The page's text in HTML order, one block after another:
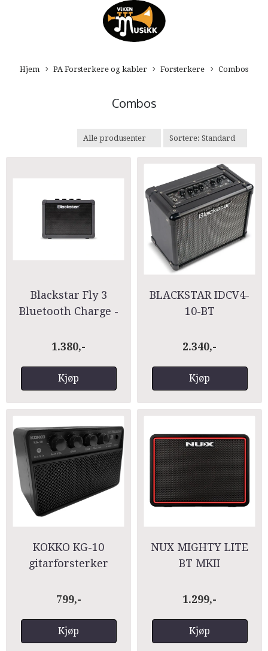
Hjem PA Forsterkere og kabler Forsterkere Combos
Combos
Blackstar Fly 3
Bluetooth Charge -
1.380,-
Kjøp
BLACKSTAR IDCV4-
10-BT
Combo
2.340,-
Kjøp
KOKKO KG-10
gitarforsterker
799,-
Kjøp
NUX MIGHTY LITE
BT MKII
1.299,-
Kjøp